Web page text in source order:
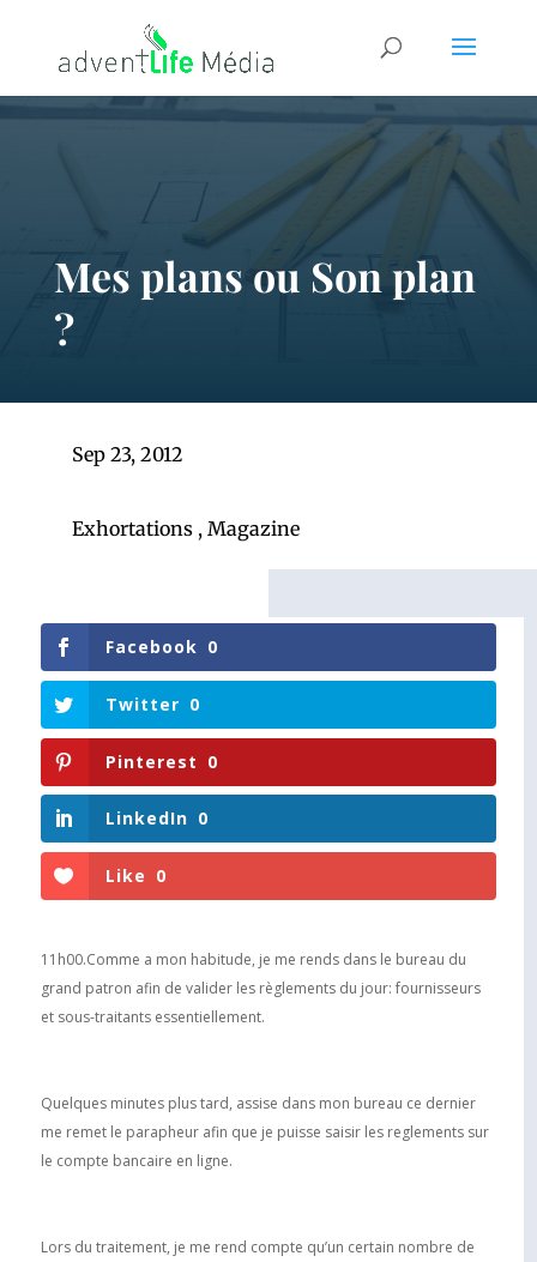
Mes plans ou Son plan
?
Sep 23, 2012
Exhortations, Magazine
Facebook 0
Twitter 0
Pinterest 0
LinkedIn 0
Like 0
11h00.Comme a mon habitude, je me rends dans le bureau du
grand patron afin de valider les règlements du jour: fournisseurs
et sous-traitants essentiellement.
Quelques minutes plus tard, assise dans mon bureau ce dernier
me remet le parapheur afin que je puisse saisir les reglements sur
le compte bancaire en ligne.
Lors du traitement, je me rend compte qu’un certain nombre de